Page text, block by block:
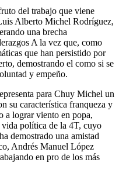
del trabajo que viene
Alberto Michel Rodríguez,
una brecha
A la vez que, como
que han persistido por
demostrando el como si se
y empeño.
para Chuy Michel un
su característica franqueza y
a lograr viento en popa,
política de la 4T, cuyo
demostrado una amistad
Andrés Manuel López
en pro de los más